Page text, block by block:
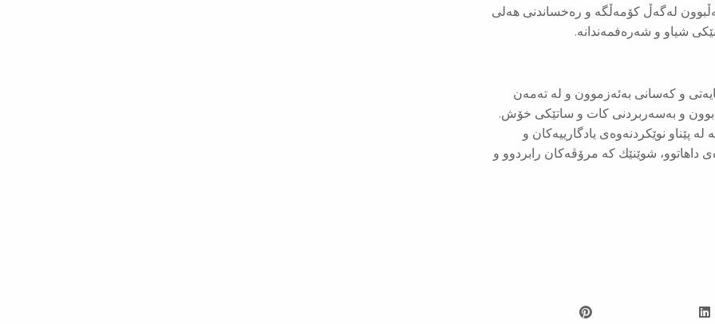
لەگەڵ کۆمەڵگە و رەخساندنی هەلی
شیاو و شەرەفمەندانە.
و كه‌سانی بەئه‌زموون و له‌ ته‌مه‌ن
و به‌سه‌ربردنی كات و ساتێكی خۆش.
پێناو نوێكردنه‌وه‌ی یادگارییه‌كان و
داهاتوو، شوێنێك كه‌ مرۆڤه‌كان رابردوو و